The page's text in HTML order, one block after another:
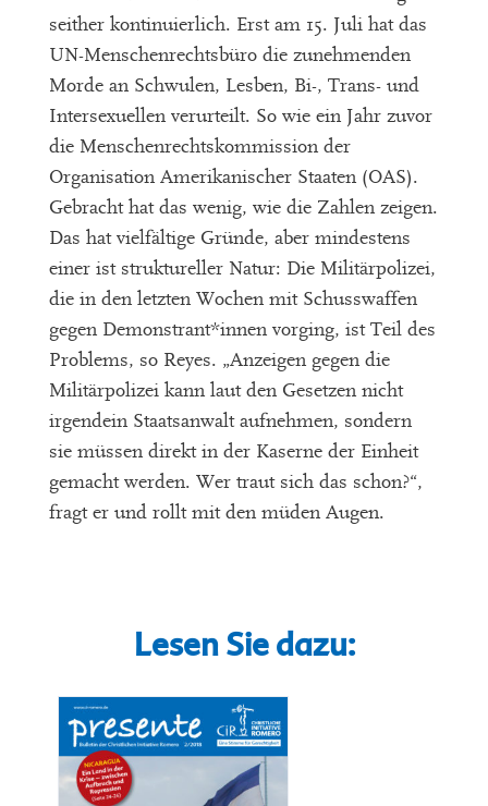
seither kontinuierlich. Erst am 15. Juli hat das
UN-Menschenrechtsbüro die zunehmenden
Morde an Schwulen, Lesben, Bi-, Trans- und
Intersexuellen verurteilt. So wie ein Jahr zuvor
die Menschenrechtskommission der
Organisation Amerikanischer Staaten (OAS).
Gebracht hat das wenig, wie die Zahlen zeigen.
Das hat vielfältige Gründe, aber mindestens
einer ist struktureller Natur: Die Militärpolizei,
die in den letzten Wochen mit Schusswaffen
gegen Demonstrant*innen vorging, ist Teil des
Problems, so Reyes. „Anzeigen gegen die
Militärpolizei kann laut den Gesetzen nicht
irgendein Staatsanwalt aufnehmen, sondern
sie müssen direkt in der Kaserne der Einheit
gemacht werden. Wer traut sich das schon?“,
fragt er und rollt mit den müden Augen.
Lesen Sie dazu: